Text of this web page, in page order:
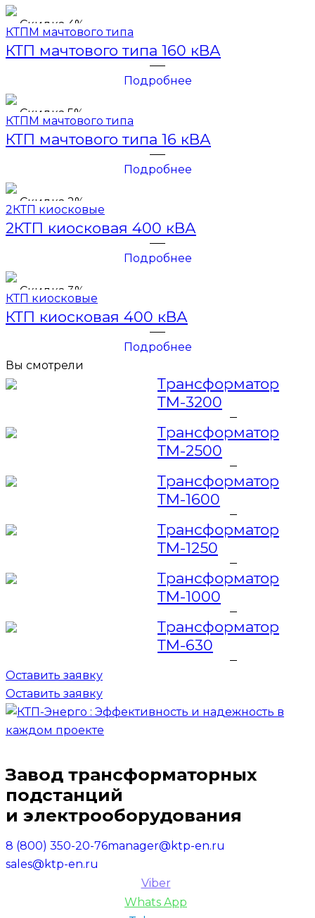
Скидка 4%
КТПМ мачтового типа
КТП мачтового типа 160 кВА
Подробнее
Скидка 5%
КТПМ мачтового типа
КТП мачтового типа 16 кВА
Подробнее
Скидка 2%
2КТП киосковые
2КТП киосковая 400 кВА
Подробнее
Скидка 3%
КТП киосковые
КТП киосковая 400 кВА
Подробнее
Вы смотрели
Трансформатор
ТМ-3200
Трансформатор
ТМ-2500
Трансформатор
ТМ-1600
Трансформатор
ТМ-1250
Трансформатор
ТМ-1000
Трансформатор
ТМ-630
Оставить заявку
Оставить заявку
Завод трансформаторных
подстанций
и электрооборудования
8 (800) 350-20-76manager@ktp-en.ru
sales@ktp-en.ru
Viber
Whats App